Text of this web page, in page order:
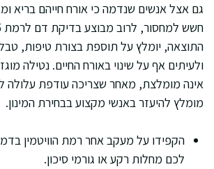
גם אצל אנשים שנדמה כי אורח חייהם בריא
התוצאה, יומלץ על תוספת בצורת טיפות,
אינה מומלצת, מאחר שצריכה עודפת עלולה
מומלץ להיעזר באנשי מקצוע בבחירת המינון.
הקפידו על מעקב אחר רמת הוויטמין
לכם מחלות רקע או גורמי סיכון.